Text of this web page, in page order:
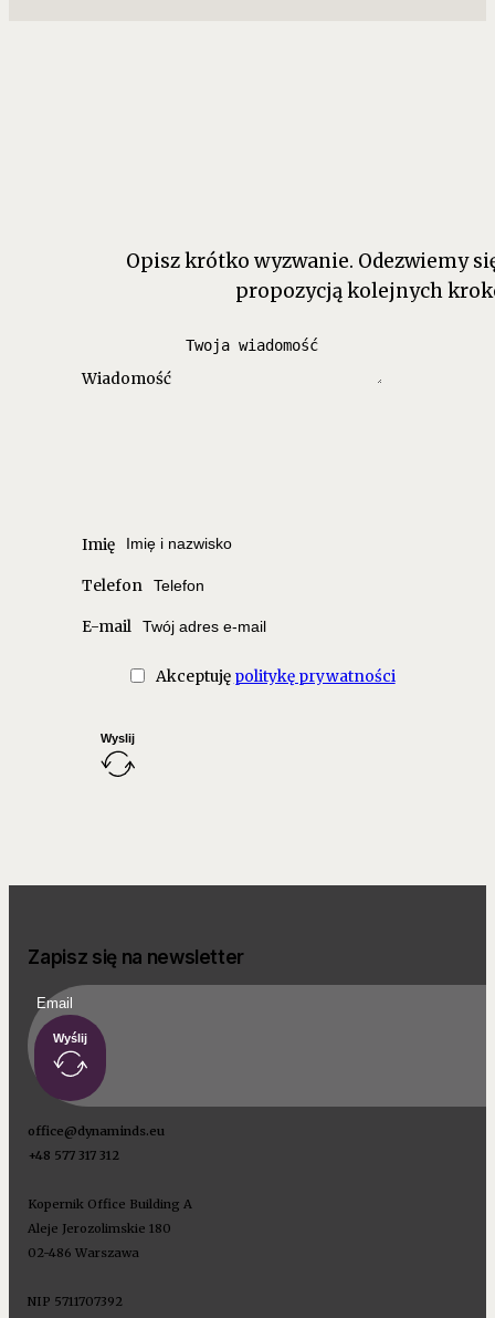
Opisz krótko wyzwanie. Odezwiemy
propozycją kolejnych
Wiadomość
Imię
Telefon
E-mail
Akceptuję politykę prywatności
Wyslij
Zapisz się na newsletter
Wyślij
office@dynaminds.eu
+48 577 317 312
Kopernik Office Building A
Aleje Jerozolimskie 180
02-486 Warszawa
NIP 5711707392